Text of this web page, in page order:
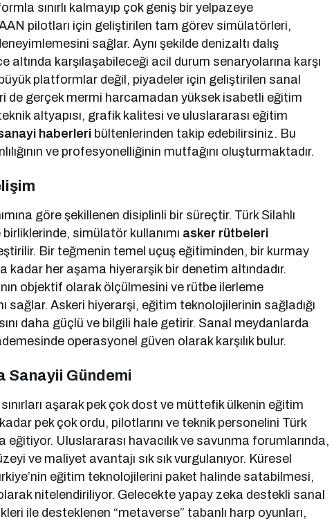
sınırlı kalmayıp çok geniş bir yelpazeye
pilotları için geliştirilen tam görev simülatörleri,
sağlar. Aynı şekilde denizaltı dalış
karşılaşabileceği acil durum senaryolarına karşı
platformlar değil, piyadeler için geliştirilen sanal
de gerçek mermi harcamadan yüksek isabetli eğitim
altyapısı, grafik kalitesi ve uluslararası eğitim
haberleri bültenlerinden takip edebilirsiniz. Bu
ve profesyonelliğinin mutfağını oluşturmaktadır.
göre şekillenen disiplinli bir süreçtir. Türk Silahlı
simülatör kullanımı asker rütbeleri
Bir teğmenin temel uçuş eğitiminden, bir kurmay
kadar her aşama hiyerarşik bir denetim altındadır.
objektif olarak ölçülmesini ve rütbe ilerleme
sağlar. Askeri hiyerarşi, eğitim teknolojilerinin sağladığı
daha güçlü ve bilgili hale getirir. Sanal meydanlarda
operasyonel güven olarak karşılık bulur.
Sanayii Gündemi
aşarak pek çok dost ve müttefik ülkenin eğitim
pek çok ordu, pilotlarını ve teknik personelini Türk
Uluslararası havacılık ve savunma forumlarında,
ve maliyet avantajı sık sık vurgulanıyor. Küresel
eğitim teknolojilerini paket halinde satabilmesi,
nitelendiriliyor. Gelecekte yapay zeka destekli sanal
ile desteklenen “metaverse” tabanlı harp oyunları,